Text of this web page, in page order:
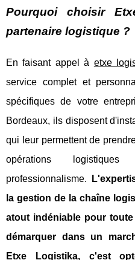
Pourquoi choisir
partenaire logistique ?
En faisant appel à etxe
service complet et
spécifiques de votre
Bordeaux, ils disposent
qui leur permettent de
opérations
professionnalisme.
la gestion de la chaîne
atout indéniable pour
démarquer dans un
Etxe Logistika, c'est